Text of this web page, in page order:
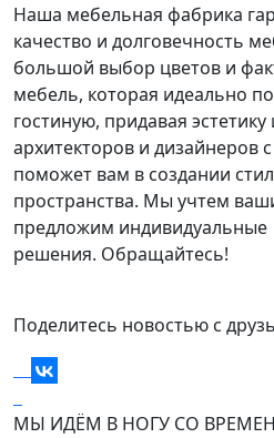
Наша мебельная фабрика
качество и долговечность
большой выбор цветов и
мебель, которая идеально
гостиную, придавая
архитекторов и дизайнеров
поможет вам в создании
пространства. Мы учтем
предложим индивидуальные
решения. Обращайтесь!
Поделитесь новостью с
МЫ ИДЁМ В НОГУ СО